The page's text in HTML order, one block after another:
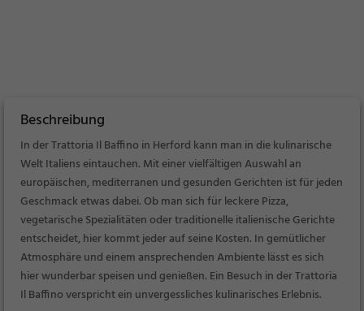
Beschreibung
In der Trattoria Il Baffino in Herford kann man in die kulinarische
Welt Italiens eintauchen. Mit einer vielfältigen Auswahl an
europäischen, mediterranen und gesunden Gerichten ist für jeden
Geschmack etwas dabei. Ob man sich für leckere Pizza,
vegetarische Spezialitäten oder traditionelle italienische Gerichte
entscheidet, hier kommt jeder auf seine Kosten. In gemütlicher
Atmosphäre und einem ansprechenden Ambiente lässt es sich
hier wunderbar speisen und genießen. Ein Besuch in der Trattoria
Il Baffino verspricht ein unvergessliches kulinarisches Erlebnis.